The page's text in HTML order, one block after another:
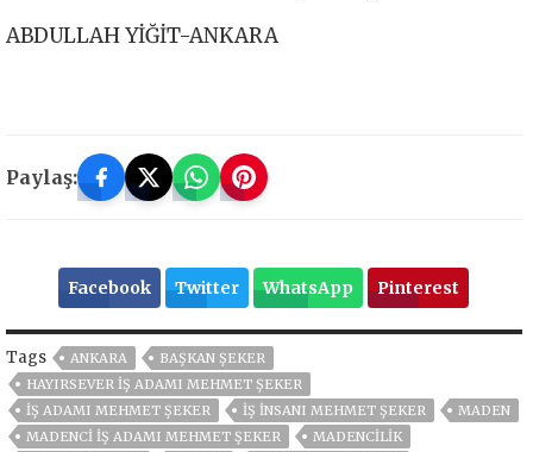
ABDULLAH YİĞİT-ANKARA
Paylaş:
Facebook Twitter WhatsApp Pinterest
Tags ANKARA
BAŞKAN ŞEKER
HAYIRSEVER IŞ ADAMI MEHMET ŞEKER
IŞ ADAMI MEHMET ŞEKER
IŞ İNSANI MEHMET ŞEKER
MADEN
MADENCI IŞ ADAMI MEHMET ŞEKER
MADENCİLİK